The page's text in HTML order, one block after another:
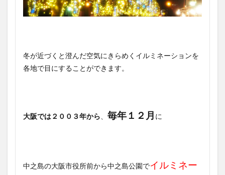
冬が近づくと澄んだ空気にきらめくイルミネーションを
各地で目にすることができます。
大阪では２００３年から 毎年１２月 に
中之島の大阪市役所前から中之島公園でイルミネー